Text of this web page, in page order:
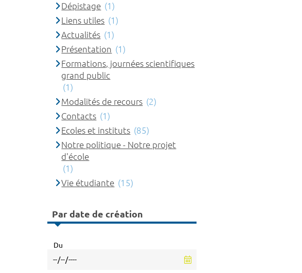
Dépistage (1)
Liens utiles (1)
Actualités (1)
Présentation (1)
Formations, journées scientifiques
grand public
(1)
Modalités de recours (2)
Contacts (1)
Ecoles et instituts (85)
Notre politique - Notre projet
d'école
(1)
Vie étudiante (15)
Par date de création
Du